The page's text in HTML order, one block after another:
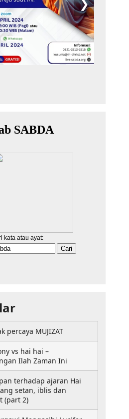
percaya MUJIZAT
vs hai hai –
Ilah Zaman Ini
terhadap ajaran Hai
setan, iblis dan
(part 2)